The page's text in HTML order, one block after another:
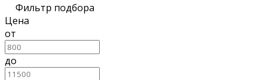
Фильтр подбора
Цена
от
до